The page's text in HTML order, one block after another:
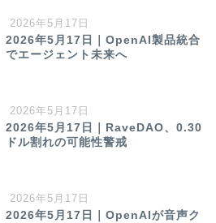
2026年5月17日
2026年5月17日｜OpenAI製品統合
でエージェント未来へ
2026年5月17日
2026年5月17日｜RaveDAO、0.30
ドル割れの可能性警戒
2026年5月17日
2026年5月17日｜OpenAIが音声ク